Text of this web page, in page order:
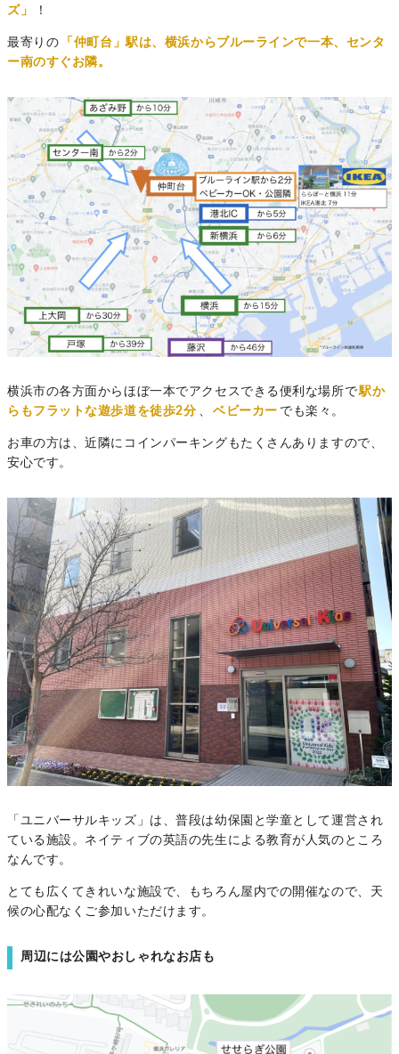
ズ」
！
最寄りの
「仲町台」駅は、横浜からブルーラインで一本、センタ
ー南のすぐお隣。
横浜市の各方面からほぼ一本でアクセスできる便利な場所で駅か
らもフラットな遊歩道を徒歩2分
ベビーカー でも楽々。
お車の方は、近隣にコインパーキングもたくさんありますので、
安心です。
「ユニバーサルキッズ」は、普段は幼保園と学童として運営され
ている施設。ネイティブの英語の先生による教育が人気のところ
なんです。
とても広くてきれいな施設で、もちろん屋内での開催なので、天
候の心配なくご参加いただけます。
周辺には公園やおしゃれなお店も